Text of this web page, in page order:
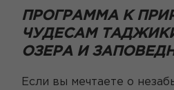
ПРОГРАММА К
ЧУДЕСАМ
ОЗЕРА И
Если вы мечтаете о